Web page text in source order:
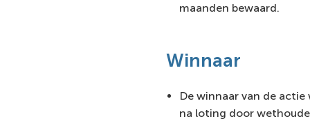
maanden bewaard.
Winnaar
De winnaar van de
na loting door